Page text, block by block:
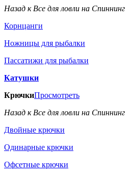
Назад к Все для ловли на Спиннинг
Корнцанги
Ножницы для рыбалки
Пассатижи для рыбалки
Катушки
КрючкиПросмотреть
Назад к Все для ловли на Спиннинг
Двойные крючки
Одинарные крючки
Офсетные крючки